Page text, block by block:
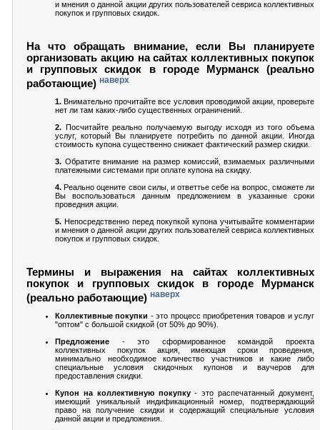
и мнения о данной акции других пользователей севриса коллективных
покупок и групповых скидок.
На что обращать внимание, если Вы планируете
организовать акцию на сайтах коллективных покупок
и групповых скидок в городе Мурманск (реально
работающие) наверх
1. Внимательно прочитайте все условия проводимой акции, проверьте
нет ли там каких-либо существенных ограничений.
2. Посчитайте реально получаемую выгоду исходя из того объема
услуг, который Вы планируете потребить по данной акции. Иногда
стоимость купона существенно снижает фактический размер скидки.
3. Обратите внимание на размер комиссий, взимаемых различными
платежными системами при оплате купона на скидку.
4. Реально оцените свои силы, и ответтье себе на вопрос, сможете ли
Вы воспользоваться данным предложением в указанные сроки
проведния акции.
5. Непосредственно перед покупкой купона учитывайте комментарии
и мнения о данной акции других пользователей севриса коллективных
покупок и групповых скидок.
Термины и выражения на сайтах коллективных
покупок и групповых скидок в городе Мурманск
(реально работающие) наверх
Коллективные покупки - это процесс приобретения товаров и услуг
"оптом" с большой скидкой (от 50% до 90%).
Предложение - это сформированное командой проекта
коллективных покупок акция, имеющая сроки проведения,
минимально необходимое количество участников и какие либо
специальные условия скидочных купонов и ваучеров для
предоставления скидки.
Купон на коллективную покупку- это распечатанный документ,
имеющий уникальный индификационный номер, подтверждающий
право на получение скидки и содержащий специальные условия
данной акции и предложения.